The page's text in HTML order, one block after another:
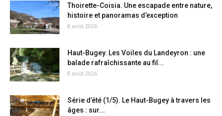
Thoirette-Coisia. Une escapade entre nature,
histoire et panoramas d’exception
8 août 2026
Haut-Bugey. Les Voiles du Landeyron : une
balade rafraîchissante au fil...
8 août 2026
Série d’été (1/5). Le Haut-Bugey à travers les
âges : sur...